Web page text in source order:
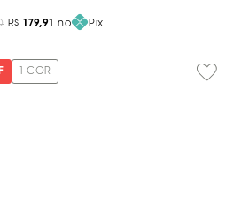
R$ 179,91 no Pix
1 COR